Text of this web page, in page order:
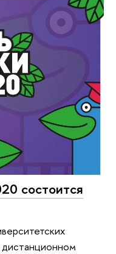
состоится
дистанционном